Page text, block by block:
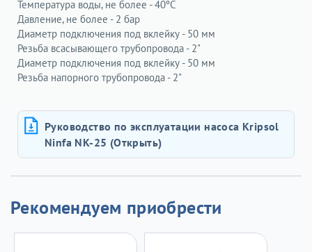
Температура воды, не более - 40ºС
Давление, не более - 2 бар
Диаметр подключения под вклейку - 50 мм
Резьба всасывающего трубопровода - 2"
Диаметр подключения под вклейку - 50 мм
Резьба напорного трубопровода - 2"
Руководство по эксплуатации насоса Kripsol
Ninfa NK-25 (Открыть)
Рекомендуем приобрести